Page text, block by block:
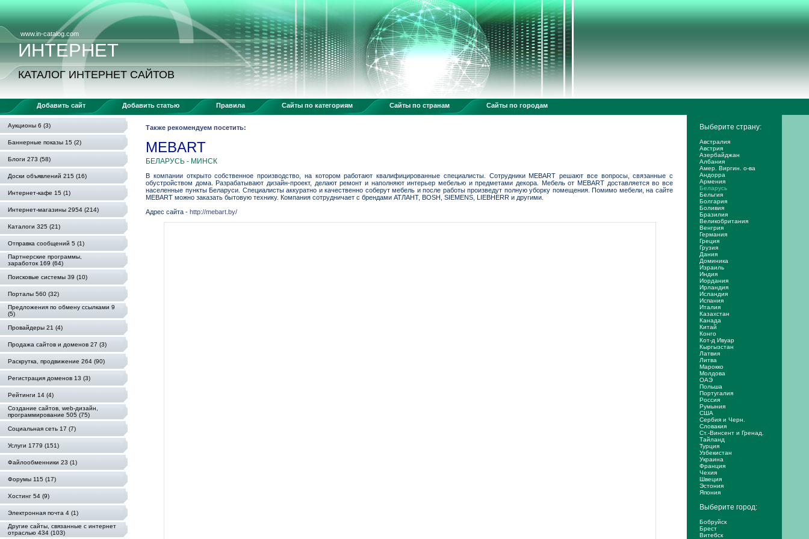
www.in-catalog.com
ИНТЕРНЕТ
КАТАЛОГ ИНТЕРНЕТ САЙТОВ
Добавить сайт Добавить статью Правила Сайты по категориям Сайты по странам Сайты по городам
Аукционы 6 (3)
Баннерные показы 15 (2)
Блоги 273 (58)
Доски объявлений 215 (16)
Интернет-кафе 15 (1)
Интернет-магазины 2954 (214)
Каталоги 325 (21)
Отправка сообщений 5 (1)
Партнерские программы,
заработок 169 (64)
Поисковые системы 39 (10)
Порталы 560 (32)
Предложения по обмену ссылками 9
(5)
Провайдеры 21 (4)
Продажа сайтов и доменов 27 (3)
Раскрутка, продвижение 264 (90)
Регистрация доменов 13 (3)
Рейтинги 14 (4)
Создание сайтов, web-дизайн,
программирование 505 (75)
Социальная сеть 17 (7)
Услуги 1779 (151)
Файлообменники 23 (1)
Форумы 115 (17)
Хостинг 54 (9)
Электронная почта 4 (1)
Другие сайты, связанные с интернет
отраслью 434 (103)
Также рекомендуем посетить:
MEBART
БЕЛАРУСЬ - МИНСК
В компании открыто собственное производство, на котором работают квалифицированные специалисты. Сотрудники MEBART решают все вопросы, связанные с
обустройством дома. Разрабатывают дизайн-проект, делают ремонт и наполняют интерьер мебелью и предметами декора. Мебель от MEBART доставляется во все
населенные пункты Беларуси. Специалисты аккуратно и качественно соберут мебель и после работы произведут полную уборку помещения. Помимо мебели, на сайте
MEBART можно заказать бытовую технику. Компания сотрудничает с брендами АТЛАНТ, BOSH, SIEMENS, LIEBHERR и другими.
Адрес сайта - http://mebart.by/
Выберите страну:
Австралия
Австрия
Азербайджан
Албания
Амер. Виргин. о-ва
Андорра
Армения
Беларусь
Бельгия
Болгария
Боливия
Бразилия
Великобритания
Венгрия
Германия
Греция
Грузия
Дания
Доминика
Израиль
Индия
Иордания
Ирландия
Исландия
Испания
Италия
Казахстан
Канада
Китай
Конго
Кот-д Ивуар
Кыргызстан
Латвия
Литва
Марокко
Молдова
ОАЭ
Польша
Португалия
Россия
Румыния
США
Сербия и Черн.
Словакия
Ст.-Винсент и Гренад.
Тайланд
Турция
Узбекистан
Украина
Франция
Чехия
Швеция
Эстония
Япония
Выберите город:
Бобруйск
Брест
Витебск